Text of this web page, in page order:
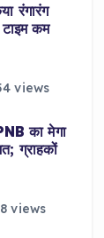
रंगारंग
टाइम कम
views
का मेगा
ग्राहकों
views